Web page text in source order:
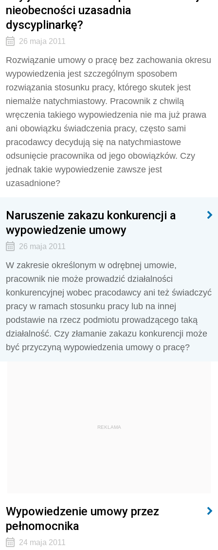
nieobecności uzasadnia
dyscyplinarkę?
26 maja 2011
Rozwiązanie umowy o pracę bez zachowania okresu
wypowiedzenia jest szczególnym sposobem
rozwiązania stosunku pracy, którego skutek jest
niemalże natychmiastowy. Pracownik z chwilą
wręczenia takiego wypowiedzenia nie ma już prawa
ani obowiązku świadczenia pracy, często sami
pracodawcy decydują się na natychmiastowe
odsunięcie pracownika od jego obowiązków. Czy
jednak takie wypowiedzenie zawsze jest
uzasadnione?
Naruszenie zakazu konkurencji a
wypowiedzenie umowy
26 maja 2011
W zakresie określonym w odrębnej umowie,
pracownik nie może prowadzić działalności
konkurencyjnej wobec pracodawcy ani też świadczyć
pracy w ramach stosunku pracy lub na innej
podstawie na rzecz podmiotu prowadzącego taką
działalność. Czy złamanie zakazu konkurencji może
być przyczyną wypowiedzenia umowy o pracę?
REKLAMA
Wypowiedzenie umowy przez
pełnomocnika
24 maja 2011